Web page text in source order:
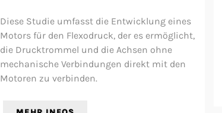
Diese Studie umfasst die Entwicklung eines
Motors für den Flexodruck, der es ermöglicht,
die Drucktrommel und die Achsen ohne
mechanische Verbindungen direkt mit den
Motoren zu verbinden.